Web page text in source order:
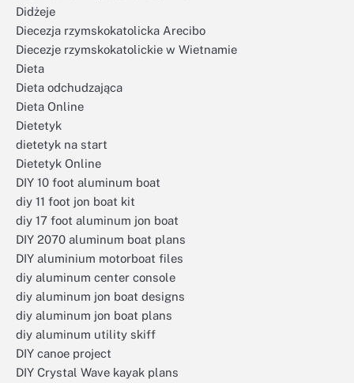
Didżeje
Diecezja rzymskokatolicka Arecibo
Diecezje rzymskokatolickie w Wietnamie
Dieta
Dieta odchudzająca
Dieta Online
Dietetyk
dietetyk na start
Dietetyk Online
DIY 10 foot aluminum boat
diy 11 foot jon boat kit
diy 17 foot aluminum jon boat
DIY 2070 aluminum boat plans
DIY aluminium motorboat files
diy aluminum center console
diy aluminum jon boat designs
diy aluminum jon boat plans
diy aluminum utility skiff
DIY canoe project
DIY Crystal Wave kayak plans